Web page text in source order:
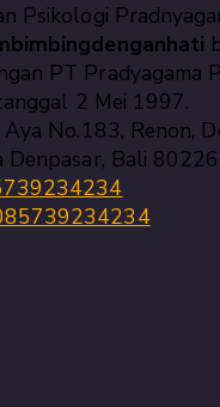
Psikologi
PT Pradyagama
2 Mei 1997.
Aya No.183, Renon,
Denpasar, Bali